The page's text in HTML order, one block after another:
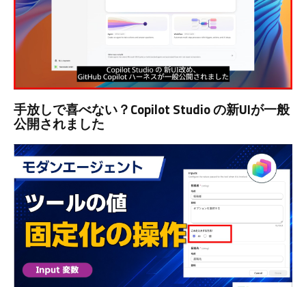
手放しで喜べない？Copilot Studio の新UIが一般
公開されました